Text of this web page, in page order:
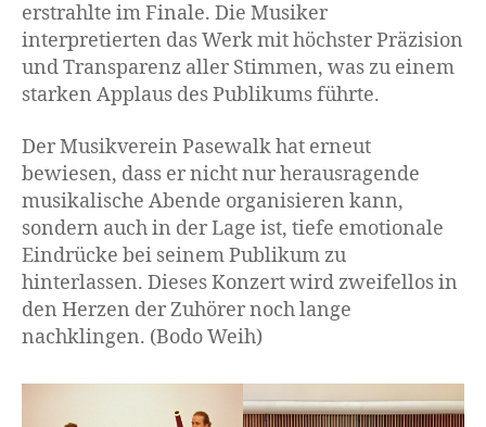
erstrahlte im Finale. Die Musiker
interpretierten das Werk mit höchster Präzision
und Transparenz aller Stimmen, was zu einem
starken Applaus des Publikums führte.
Der Musikverein Pasewalk hat erneut
bewiesen, dass er nicht nur herausragende
musikalische Abende organisieren kann,
sondern auch in der Lage ist, tiefe emotionale
Eindrücke bei seinem Publikum zu
hinterlassen. Dieses Konzert wird zweifellos in
den Herzen der Zuhörer noch lange
nachklingen. (Bodo Weih)